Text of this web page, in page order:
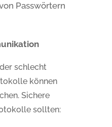
Passwörtern
schlecht
können
Sichere
sollten: